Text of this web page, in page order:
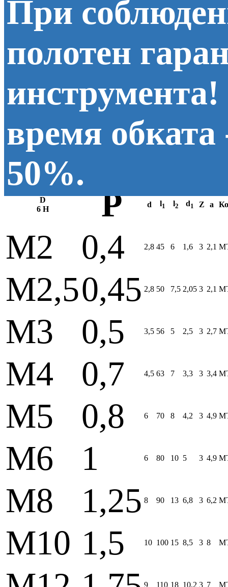
При
полотен
время обката
50%.
D
6 H
P d l1 l2 d1 Z a
M2 0,4 2,8 45 6 1,6 3 2,1
M2,50,45 2,8 50 7,5 2,05 3 2,1
M3 0,5 3,5 56 5 2,5 3 2,7
M4 0,7 4,5 63 7 3,3 3 3,4
M5 0,8 6 70 8 4,2 3 4,9
M6 1 6 80 10 5 3 4,9
M8 1,25 8 90 13 6,8 3 6,2
M10 1,5 10 100 15 8,5 3 8
9 110 18 10,2 3 7